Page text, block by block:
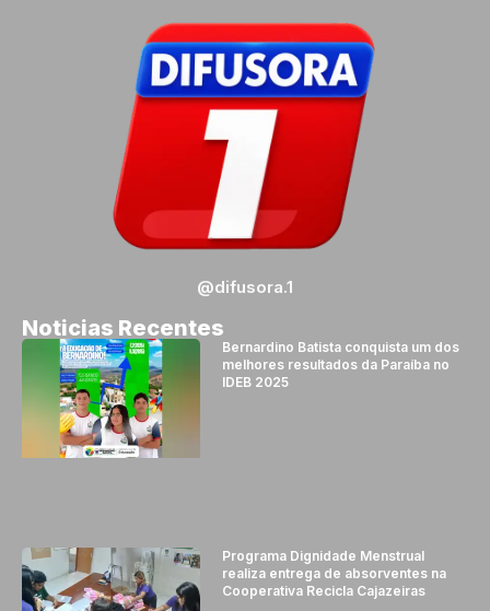
@difusora.1
Noticias Recentes
Bernardino Batista conquista um dos
melhores resultados da Paraíba no
IDEB 2025
Programa Dignidade Menstrual
realiza entrega de absorventes na
Cooperativa Recicla Cajazeiras